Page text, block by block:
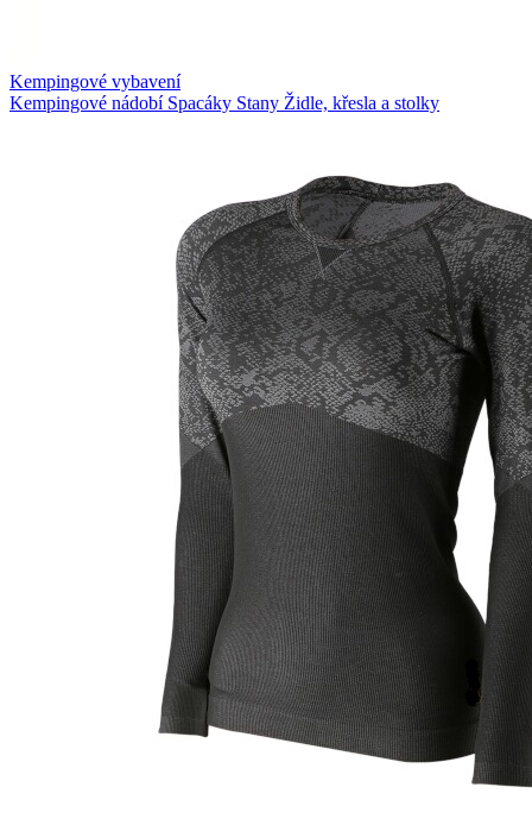
Kempingové vybavení
Kempingové nádobí Spacáky Stany Židle, křesla a stolky